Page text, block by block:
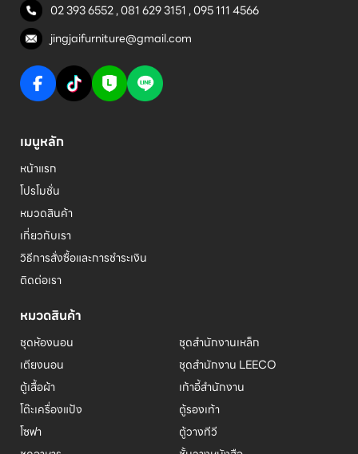
02 393 6552,081 629 3151 ,095 111 4566
jingjaifurniture@gmail.com
เมนูหลัก
หน้าแรก
โปรโมชั่น
หมวดสินค้า
เกี่ยวกับเรา
วิธีการสั่งซื้อและการชำระเงิน
ติดต่อเรา
หมวดสินค้า
ชุดห้องนอน
เตียงนอน
ตู้เสื้อผ้า
โต๊ะเครื่องแป้ง
โซฟา
ชุดสำนักงานเหล็ก
ชุดสำนักงาน LEECO
เก้าอี้สำนักงาน
ตู้รองเท้า
ตู้วางทีวี